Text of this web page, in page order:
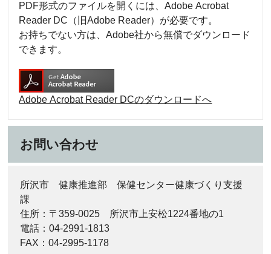
PDF形式のファイルを開くには、Adobe Acrobat
Reader DC（旧Adobe Reader）が必要です。
お持ちでない方は、Adobe社から無償でダウンロード
できます。
Adobe Acrobat Reader DCのダウンロードへ
お問い合わせ
所沢市 健康推進部 保健センター健康づくり支援
課
住所：〒359-0025 所沢市上安松1224番地の1
電話：04-2991-1813
FAX：04-2995-1178